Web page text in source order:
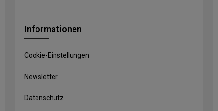
Informationen
Cookie-Einstellungen
Newsletter
Datenschutz